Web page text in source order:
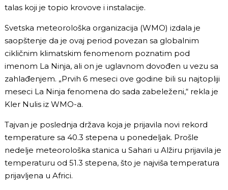
talas koji je topio krovove i instalacije.
Svetska meteorološka organizacija (WMO) izdala je
saopštenje da je ovaj period povezan sa globalnim
cikličnim klimatskim fenomenom poznatim pod
imenom La Ninja, ali on je uglavnom dovođen u vezu sa
zahlađenjem. „Prvih 6 meseci ove godine bili su najtopliji
meseci La Ninja fenomena do sada zabeleženi,“ rekla je
Kler Nulis iz WMO-a.
Tajvan je poslednja država koja je prijavila novi rekord
temperature sa 40.3 stepena u ponedeljak. Prošle
nedelje meteorološka stanica u Sahari u Alžiru prijavila je
temperaturu od 51.3 stepena, što je najviša temperatura
prijavljena u Africi.